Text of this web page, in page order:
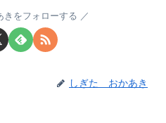
をフォローする
しぎた おかあき